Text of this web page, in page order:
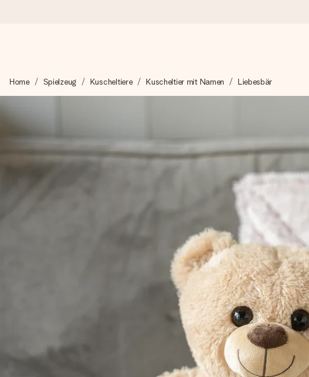
Wir bereiten dein Geschenk sorgfältig vor und schicken es blitzschnell –
zählt.
4,8 (basierend auf +15.000 Bewertungen)
Unsere Geschenke begeistern. Kunden bewerten uns mit 4,8 bei
Home Spielzeug Kuscheltiere Kuscheltier mit Namen Liebesbär